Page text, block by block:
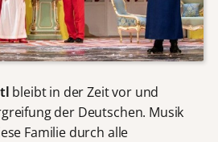
bleibt in der Zeit vor und
der Deutschen. Musik
Familie durch alle